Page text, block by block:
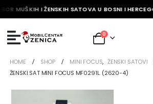
MUŠKIH I ŽENSKIH SATOVA U BOSNI I
0
HOME SHOP MINI FOCUS, ŽENSKI SATOVI
ŽENSKI SAT MINI FOCUS MF0291L. (2620-4)